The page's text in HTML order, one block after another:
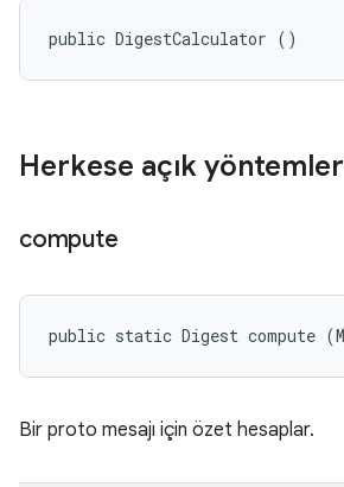
public DigestCalculator ()
Herkese açık yöntemler
compute
public static Digest compute
Bir proto mesajı için özet hesaplar.